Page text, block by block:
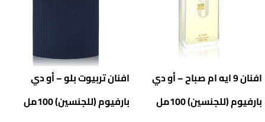
افنان 9 ايه ام صباح – أو دي
بارفيوم (للجنسين) 100مل
افنان تربيوت بلو – أو دي
بارفيوم (للجنسين) 100مل